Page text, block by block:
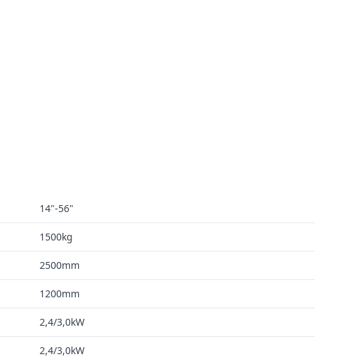
14"-56"
1500kg
2500mm
1200mm
2,4/3,0kW
2,4/3,0kW